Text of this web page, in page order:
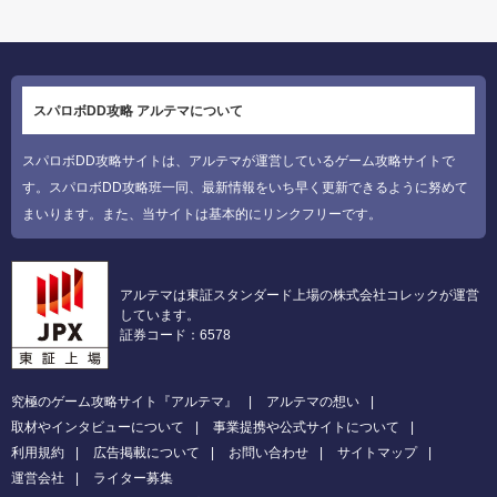
スパロボDD攻略 アルテマについて
スパロボDD攻略サイトは、アルテマが運営しているゲーム攻略サイトで
す。スパロボDD攻略班一同、最新情報をいち早く更新できるように努めて
まいります。また、当サイトは基本的にリンクフリーです。
アルテマは東証スタンダード上場の株式会社コレックが運営
しています。
証券コード：6578
究極のゲーム攻略サイト『アルテマ』
アルテマの想い
取材やインタビューについて
事業提携や公式サイトについて
利用規約
広告掲載について お問い合わせ
サイトマップ
運営会社
ライター募集